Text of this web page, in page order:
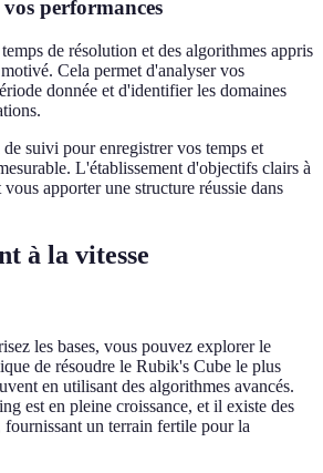
performances
de résolution et des algorithmes appris
Cela permet d'analyser vos
donnée et d'identifier les domaines
suivi pour enregistrer vos temps et
L'établissement d'objectifs clairs à
apporter une structure réussie dans
à la vitesse
les bases, vous pouvez explorer le
de résoudre le Rubik's Cube le plus
en utilisant des algorithmes avancés.
est en pleine croissance, et il existe des
un terrain fertile pour la